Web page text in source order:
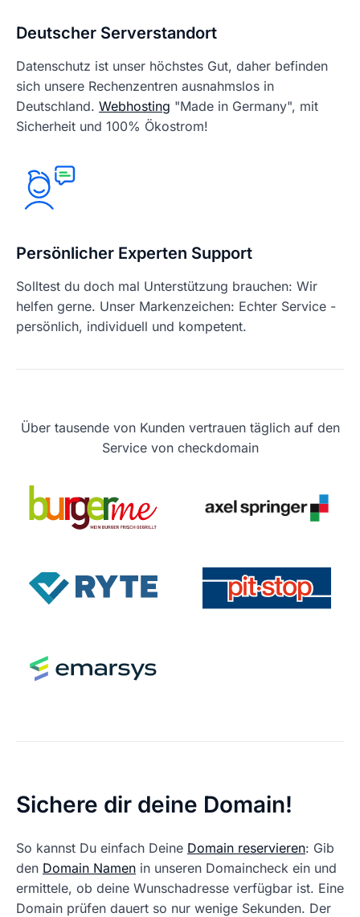
Deutscher Serverstandort
Datenschutz ist unser höchstes Gut, daher befinden
sich unsere Rechenzentren ausnahmslos in
Deutschland. Webhosting "Made in Germany", mit
Sicherheit und 100% Ökostrom!
Persönlicher Experten Support
Solltest du doch mal Unterstützung brauchen: Wir
helfen gerne. Unser Markenzeichen: Echter Service -
persönlich, individuell und kompetent.
Über tausende von Kunden vertrauen täglich auf den
Service von checkdomain
Sichere dir deine Domain!
So kannst Du einfach Deine Domain reservieren: Gib
den Domain Namen in unseren Domaincheck ein und
ermittele, ob deine Wunschadresse verfügbar ist. Eine
Domain prüfen dauert so nur wenige Sekunden. Der